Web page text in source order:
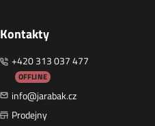
Kontakty
+420 313 037 477
OFFLINE
info@jarabak.cz
Prodejny